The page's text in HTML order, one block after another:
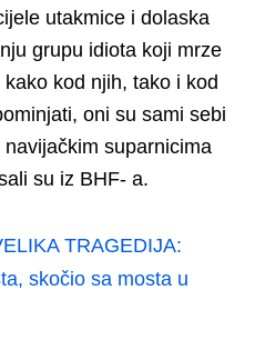
utakmice i dolaska
grupu idiota koji mrze
kod njih, tako i kod
oni su sami sebi
suparnicima
su iz BHF- a.
TRAGEDIJA:
skočio sa mosta u